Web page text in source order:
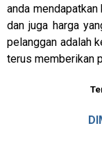
anda
dan juga harga
pelanggan adalah
terus memberikan